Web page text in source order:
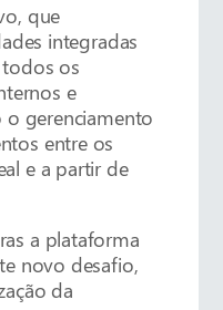
que
integradas
os
e
o gerenciamento
entre os
e a partir de
a plataforma
novo desafio,
da